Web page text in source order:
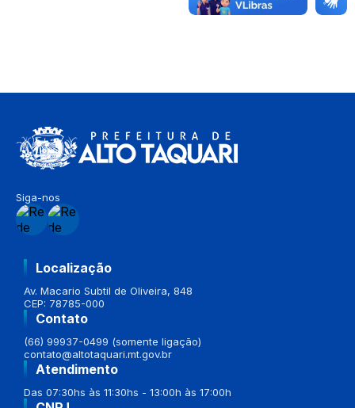
Siga-nos
Localização
Av. Macario Subtil de Oliveira, 848
CEP: 78785-000
Contato
(66) 99937-0499 (somente ligação)
contato@altotaquari.mt.gov.br
Atendimento
Das 07:30hs às 11:30hs - 13:00h às 17:00h